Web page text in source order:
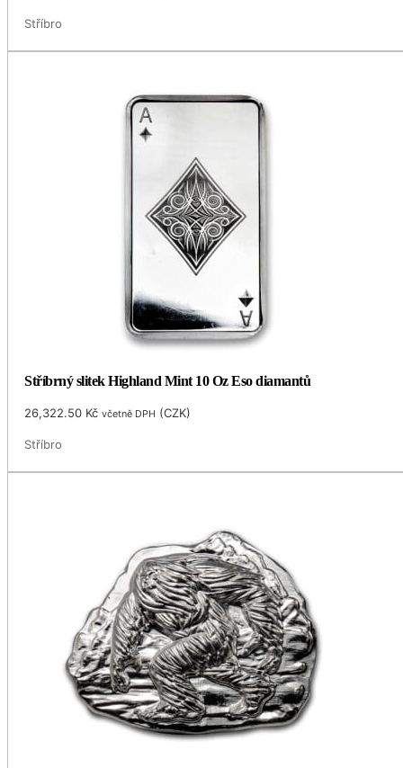
Stříbro
Stříbrný slitek Highland Mint 10 Oz Eso diamantů
26,322.50 Kč včetně DPH (CZK)
Stříbro